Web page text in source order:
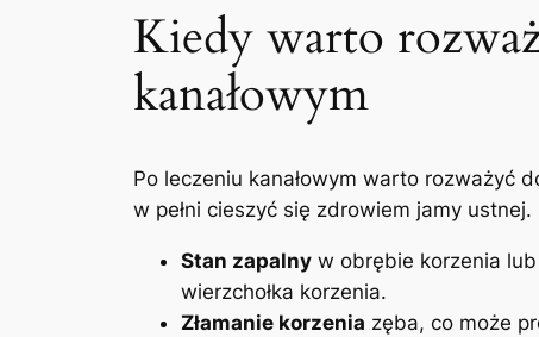
Kiedy warto
kanałowym
Po leczeniu kanałowym warto rozważyć
w pełni cieszyć się zdrowiem jamy
Stan zapalny w obrębie korzenia
wierzchołka korzenia.
Złamanie korzenia zęba, co może